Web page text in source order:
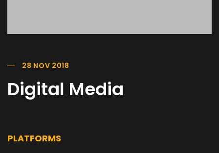
28 NOV 2018
Digital Media
PLATFORMS